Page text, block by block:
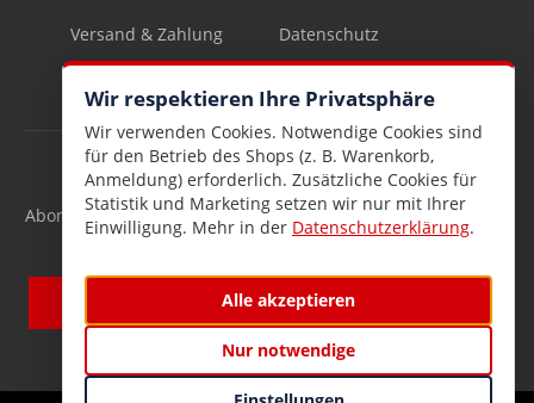
Versand & Zahlung Datenschutz
INFOBRIEF
Abonnieren Sie den kostenlosen Lesen & Schenken-Infobrief
und verpassen Sie keine Neuigkeiten mehr.
Wir respektieren Ihre Privatsphäre
Wir verwenden Cookies. Notwendige Cookies sind
für den Betrieb des Shops (z. B. Warenkorb,
Anmeldung) erforderlich. Zusätzliche Cookies für
Statistik und Marketing setzen wir nur mit Ihrer
Einwilligung. Mehr in der Datenschutzerklärung.
Alle akzeptieren
Nur notwendige